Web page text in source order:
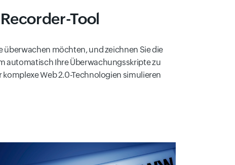
Tool
überwachen möchten, und zeichnen Sie die
automatisch Ihre Überwachungsskripte zu
Web 2.0-Technologien simulieren